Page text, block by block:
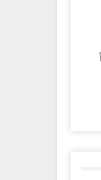
تغرق